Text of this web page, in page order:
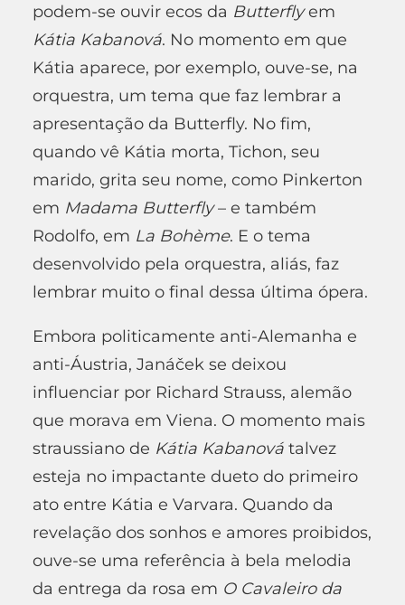
podem-se ouvir ecos da Butterflyem
Kátia Kabanová. No momento em que
Kátia aparece, por exemplo, ouve-se, na
orquestra, um tema que faz lembrar a
apresentação da Butterfly. No fim,
quando vê Kátia morta, Tichon, seu
marido, grita seu nome, como Pinkerton
em Madama Butterfly– e também
Rodolfo, em La Bohème. E o tema
desenvolvido pela orquestra, aliás, faz
lembrar muito o final dessa última ópera.
Embora politicamente anti-Alemanha e
anti-Áustria, Janáček se deixou
influenciar por Richard Strauss, alemão
que morava em Viena. O momento mais
straussiano de Kátia Kabanová talvez
esteja no impactante dueto do primeiro
ato entre Kátia e Varvara. Quando da
revelação dos sonhos e amores proibidos,
ouve-se uma referência à bela melodia
da entrega da rosa em O Cavaleiro da